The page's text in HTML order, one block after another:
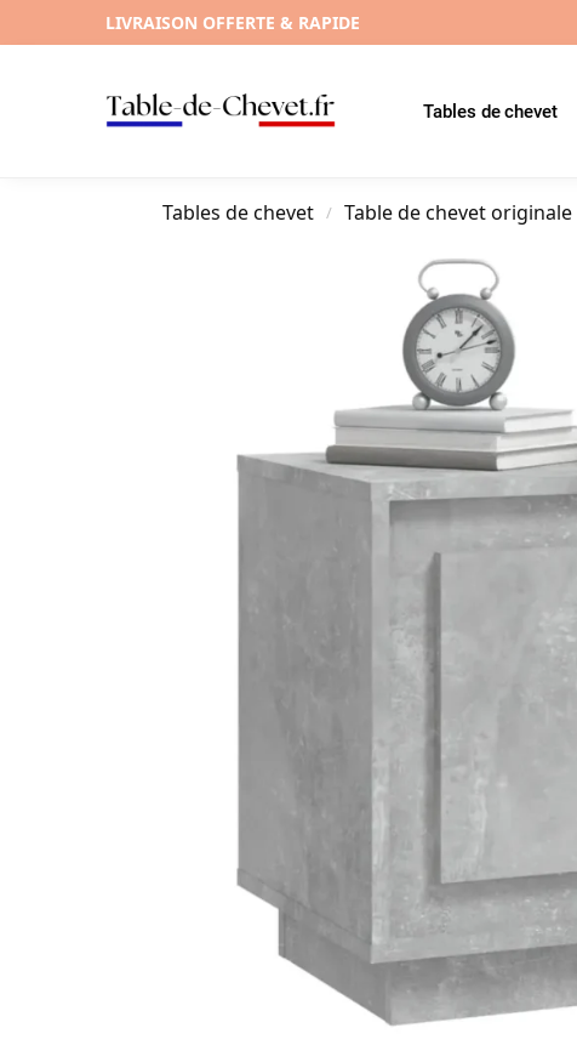
LIVRAISON OFFERTE & RAPIDE
Tables de chevet
Tables de chevet / Table de chevet originale